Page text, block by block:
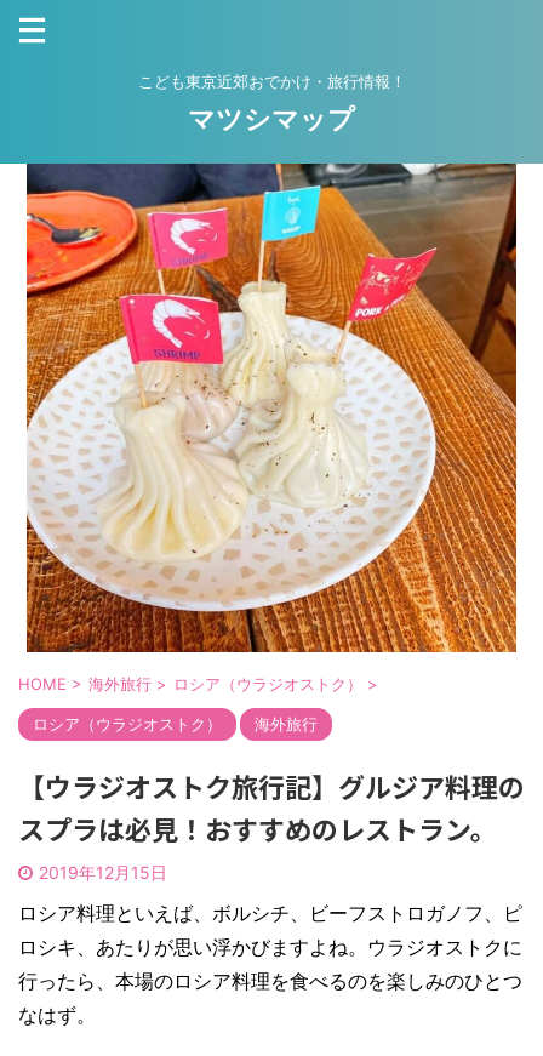
こども東京近郊おでかけ・旅行情報！
マツシマップ
HOME > 海外旅行 > ロシア（ウラジオストク） >
ロシア（ウラジオストク） 海外旅行
【ウラジオストク旅行記】グルジア料理の
スプラは必見！おすすめのレストラン。
2019年12月15日
ロシア料理といえば、ボルシチ、ビーフストロガノフ、ピ
ロシキ、あたりが思い浮かびますよね。ウラジオストクに
行ったら、本場のロシア料理を食べるのを楽しみのひとつ
なはず。